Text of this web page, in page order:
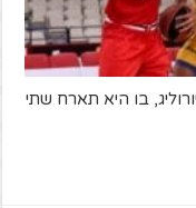
בו היא תארח שתי